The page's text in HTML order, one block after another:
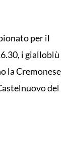
per il
i gialloblù
la Cremonese
del